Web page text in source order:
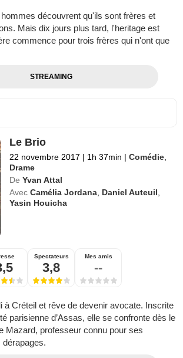
découvrent qu'ils sont frères et
Mais dix jours plus tard, l'heritage est
commence pour trois frères qui n'ont que
STREAMING
Le Brio
22 novembre 2017 | 1h 37min | Comédie
Drame
De Yvan Attal
Avec Camélia Jordana Daniel Auteuil
Yasin Houicha
Spectateurs
3,8
Mes amis
--
à Créteil et rêve de devenir avocate. Inscrite
parisienne d’Assas, elle se confronte dès le
Mazard, professeur connu pour ses